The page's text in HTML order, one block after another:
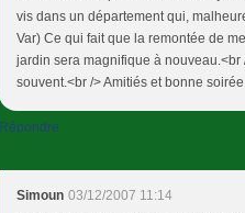
vis dans un département qui,
Var) Ce qui fait que la remontée de
jardin sera magnifique à
souvent.<br /> Amitiés et bonne
Répondre
Simoun 03/12/2007 11:14